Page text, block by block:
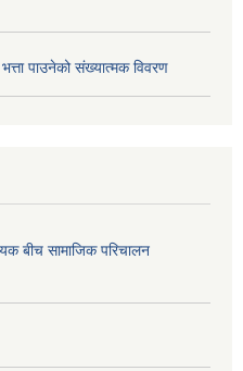
पाउनेको संख्यात्मक विवरण
बीच सामाजिक परिचालन